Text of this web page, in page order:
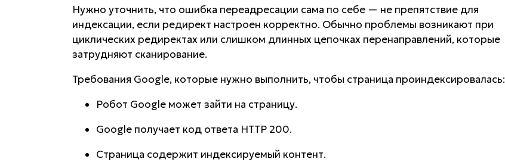
Нужно уточнить, что ошибка переадресации сама по себе — не препятствие для
индексации, если редирект настроен корректно. Обычно проблемы возникают при
циклических редиректах или слишком длинных цепочках перенаправлений, которые
затрудняют сканирование.
Требования Google, которые нужно выполнить, чтобы страница проиндексировалась:
Робот Google может зайти на страницу.
Google получает код ответа HTTP 200.
Страница содержит индексируемый контент.